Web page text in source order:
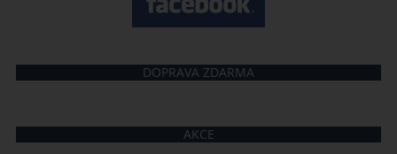
DOPRAVA ZDARMA
AKCE